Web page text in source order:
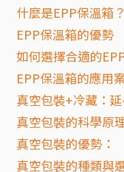
什麼是EPP保溫箱？
EPP保溫箱的優勢
如何選擇合適的
EPP保溫箱的應用
真空包裝+冷藏：
真空包裝的科學原
真空包裝的優勢：
真空包裝的種類與